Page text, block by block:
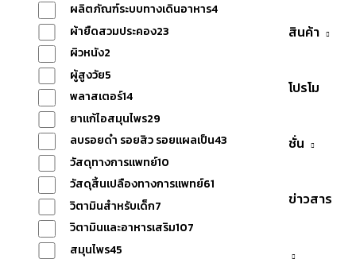
สินค้า
โปรโม
ชั่น
ข่าวสาร
ผลิตภัณฑ์ระบบทางเดินอาหาร4
ผ้ายืดสวมประคอง23
ผิวหนัง2
ผู้สูงวัย5
พลาสเตอร์14
ยาแก้ไอสมุนไพร29
ลบรอยดำ รอยสิว รอยแผลเป็น43
วัสดุทางการแพทย์10
วัสดุสิ้นเปลืองทางการแพทย์61
วิตามินสำหรับเด็ก7
วิตามินและอาหารเสริม107
สมุนไพร45